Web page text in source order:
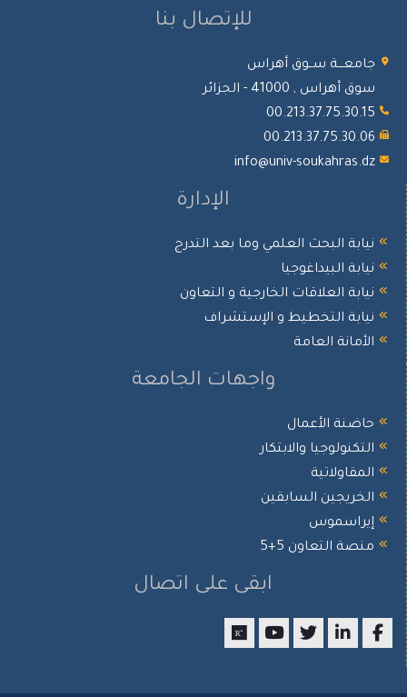
للإتصال بنا
جامعـــة ســوق أهراس
سوق أهراس , 41000 - الجزائر
00.213.37.75.30.15
00.213.37.75.30.06
info@univ-soukahras.dz
الإدارة
نيابة البحث العلمي وما بعد التدرج
نيابة البيداغوجيا
نيابة العلاقات الخارجية و التعاون
نيابة التخطيط و الإستشراف
الأمانة العامة
واجهات الجامعة
حاضنة الأعمال
التكنولوجيا والابتكار
المقاولاتية
الخريجين السابقين
إيراسموس
منصة التعاون 5+5
ابقى على اتصال